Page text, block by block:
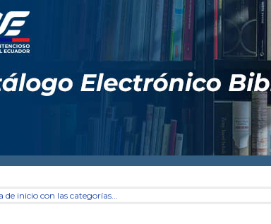
inicio con las categorías...